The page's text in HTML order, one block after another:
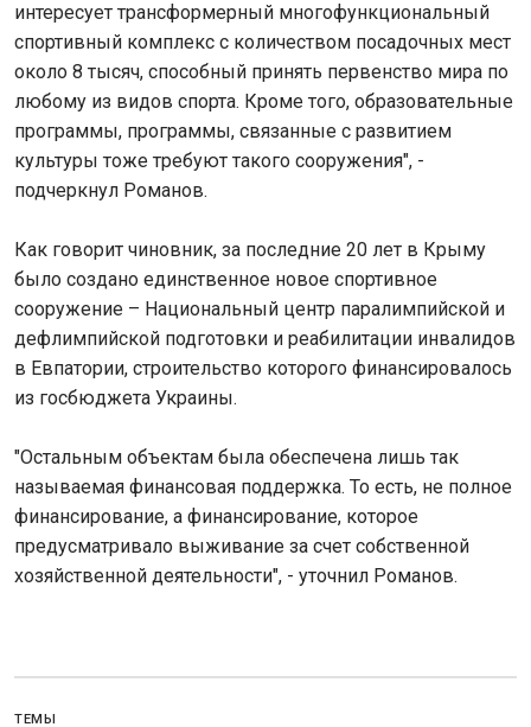
интересует трансформерный многофункциональный
спортивный комплекс с количеством посадочных мест
около 8 тысяч, способный принять первенство мира по
любому из видов спорта. Кроме того, образовательные
программы, программы, связанные с развитием
культуры тоже требуют такого сооружения", -
подчеркнул Романов.
Как говорит чиновник, за последние 20 лет в Крыму
было создано единственное новое спортивное
сооружение – Национальный центр паралимпийской и
дефлимпийской подготовки и реабилитации инвалидов
в Евпатории, строительство которого финансировалось
из госбюджета Украины.
"Остальным объектам была обеспечена лишь так
называемая финансовая поддержка. То есть, не полное
финансирование, а финансирование, которое
предусматривало выживание за счет собственной
хозяйственной деятельности", - уточнил Романов.
ТЕМЫ